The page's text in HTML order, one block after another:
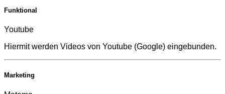
Funktional
Youtube
Hiermit werden Videos von Youtube (Google) eingebunden.
Marketing